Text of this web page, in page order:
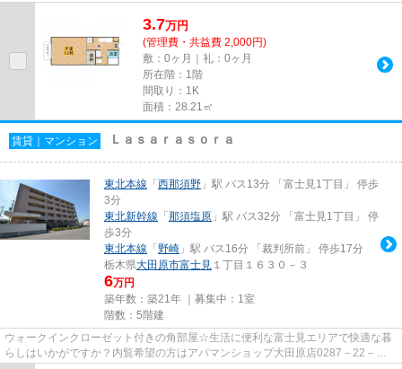
3.7万円
(管理費・共益費 2,000円)
敷：0ヶ月｜礼：0ヶ月
所在階：1階
間取り：1K
面積：28.21㎡
賃貸｜マンション Ｌａｓａｒａｓｏｒａ
東北本線 「 西那須野 」駅 バス13分 「富士見1丁目」 停歩
3分
東北新幹線 「 那須塩原 」駅 バス32分 「富士見1丁目」 停
歩3分
東北本線 「 野崎 」駅 バス16分 「裁判所前」 停歩17分
栃木県大田原市富士見 １丁目１６３０－３
6万円
築年数：築21年 ｜募集中： 1室
階数：5階建
ウォークインクローゼット付きの角部屋☆生活に便利な富士見エリアで快適な暮
らしはいかがですか？内覧希望の方はアパマンショップ大田原店0287－22－